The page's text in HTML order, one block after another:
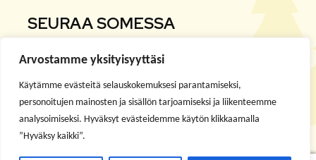
Arvostamme yksityisyyttäsi
Käytämme evästeitä selauskokemuksesi parantamiseksi,
personoitujen mainosten ja sisällön tarjoamiseksi ja liikenteemme
analysoimiseksi. Hyväksyt evästeidemme käytön klikkaamalla
”Hyväksy kaikki”.
SEURAA SOMESSA
Facebook
Instagram
Youtube